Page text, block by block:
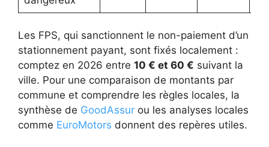
Les FPS, qui sanctionnent le non-paiement d’un
stationnement payant, sont fixés localement :
comptez en 2026 entre 10 € et 60 € suivant la
ville. Pour une comparaison de montants par
commune et comprendre les règles locales, la
synthèse de GoodAssur ou les analyses locales
comme EuroMotors donnent des repères utiles.